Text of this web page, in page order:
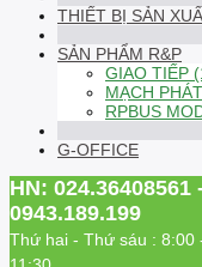
THIẾT BỊ SẢN
SẢN PHẨM R&P
GIAO TIẾP
MẠCH
RPBUS
G-OFFICE
HN: 024.36408561
0943.189.199
Thứ hai - Thứ sáu : 8:00